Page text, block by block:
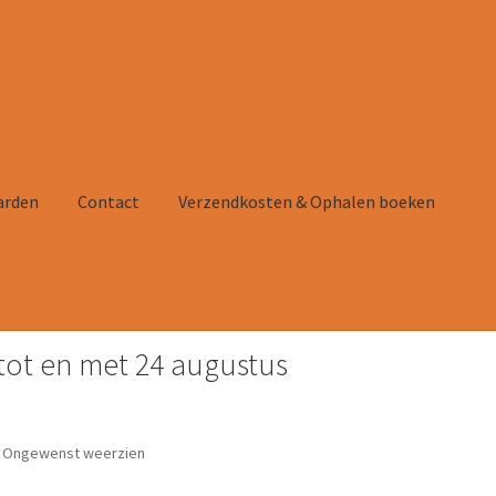
Contact Verzendkosten & Ophalen boeken
Verzendkosten & Ophalen boeken
en met 24 augustus
Ongewenst weerzien